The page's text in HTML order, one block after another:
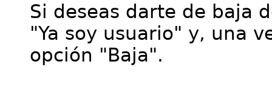
Si deseas darte de baja
"Ya soy usuario" y, una
opción "Baja".